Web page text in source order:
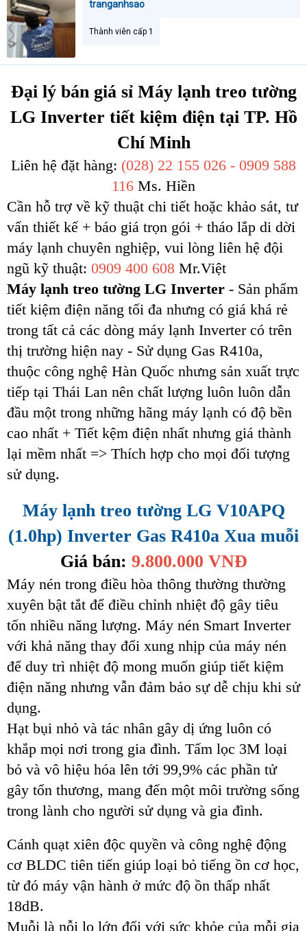
tranganhsao
Thành viên cấp 1
Đại lý bán giá sỉ Máy lạnh treo tường
LG Inverter tiết kiệm điện tại TP. Hồ
Chí Minh
Liên hệ đặt hàng: (028) 22 155 026 - 0909 588
116 Ms. Hiền
Cần hỗ trợ về kỹ thuật chi tiết hoặc khảo sát, tư
vấn thiết kế + báo giá trọn gói + tháo lắp di dời
máy lạnh chuyên nghiệp, vui lòng liên hệ đội
ngũ kỹ thuật: 0909 400 608 Mr.Việt
Máy lạnh treo tường LG Inverter - Sản phẩm
tiết kiệm điện năng tối đa nhưng có giá khá rẻ
trong tất cả các dòng máy lạnh Inverter có trên
thị trường hiện nay - Sử dụng Gas R410a,
thuộc công nghệ Hàn Quốc nhưng sản xuất trực
tiếp tại Thái Lan nên chất lượng luôn luôn dẫn
đầu một trong những hãng máy lạnh có độ bền
cao nhất + Tiết kệm điện nhất nhưng giá thành
lại mềm nhất => Thích hợp cho mọi đối tượng
sử dụng.
Máy lạnh treo tường LG V10APQ
(1.0hp) Inverter Gas R410a Xua muỗi
Giá bán: 9.800.000 VNĐ
Máy nén trong điều hòa thông thường thường
xuyên bật tắt để điều chỉnh nhiệt độ gây tiêu
tốn nhiều năng lượng. Máy nén Smart Inverter
với khả năng thay đổi xung nhịp của máy nén
để duy trì nhiệt độ mong muốn giúp tiết kiệm
điện năng nhưng vẫn đảm bảo sự dễ chịu khi sử
dụng.
Hạt bụi nhỏ và tác nhân gây dị ứng luôn có
khắp mọi nơi trong gia đình. Tấm lọc 3M loại
bỏ và vô hiệu hóa lên tới 99,9% các phần tử
gây tổn thương, mang đến một môi trường sống
trong lành cho người sử dụng và gia đình.
Cánh quạt xiên độc quyền và công nghệ động
cơ BLDC tiên tiến giúp loại bỏ tiếng ồn cơ học,
từ đó máy vận hành ở mức độ ồn thấp nhất
18dB.
Muỗi là nỗi lo lớn đối với sức khỏe của mỗi gia